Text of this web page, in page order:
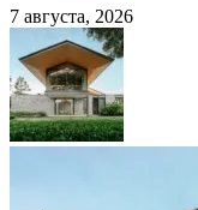
7 августа, 2026